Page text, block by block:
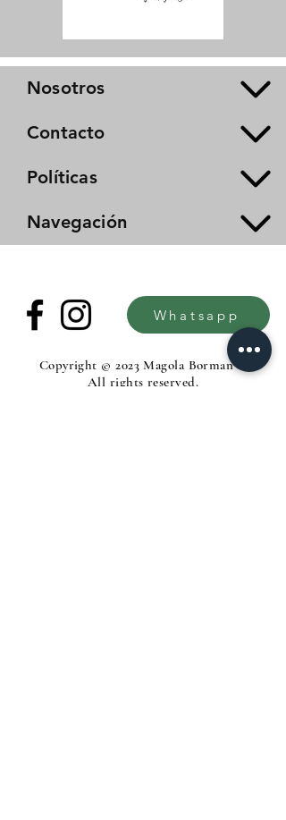
Nosotros
Contacto
Políticas
Navegación
Whatsapp
Copyright © 2023 Magola Borman®.
All rights reserved.